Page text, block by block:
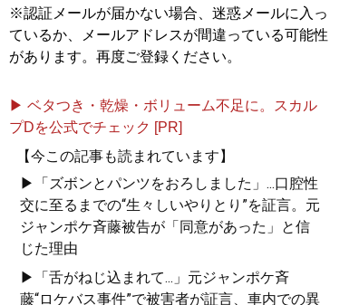
※認証メールが届かない場合、迷惑メールに入っ
ているか、メールアドレスが間違っている可能性
があります。再度ご登録ください。
▶ ベタつき・乾燥・ボリューム不足に。スカル
プDを公式でチェック [PR]
【今この記事も読まれています】
▶「ズボンとパンツをおろしました」...口腔性
交に至るまでの“生々しいやりとり”を証言。元
ジャンポケ斉藤被告が「同意があった」と信
じた理由
▶「舌がねじ込まれて...」元ジャンポケ斉
藤“ロケバス事件”で被害者が証言、車内での異